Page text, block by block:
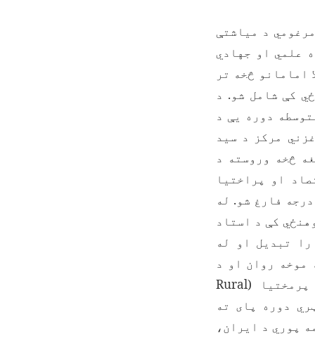
زوی په (۱۳۷۲) هـ ل کال د مرغومي د میاشتې
علمي او جهادي
امامانو څخه تر
کې شامل شو. د
دوره یې د
مرکز د سید
له هغه څخه وروسته د
او پراختیا
لومړۍ درجه فارغ شو. له
کې د استاد
ته را تبدیل او له
موخه روان او د
(
Rural
یې د ماسټري دوره پای ته
پوري د ایران،